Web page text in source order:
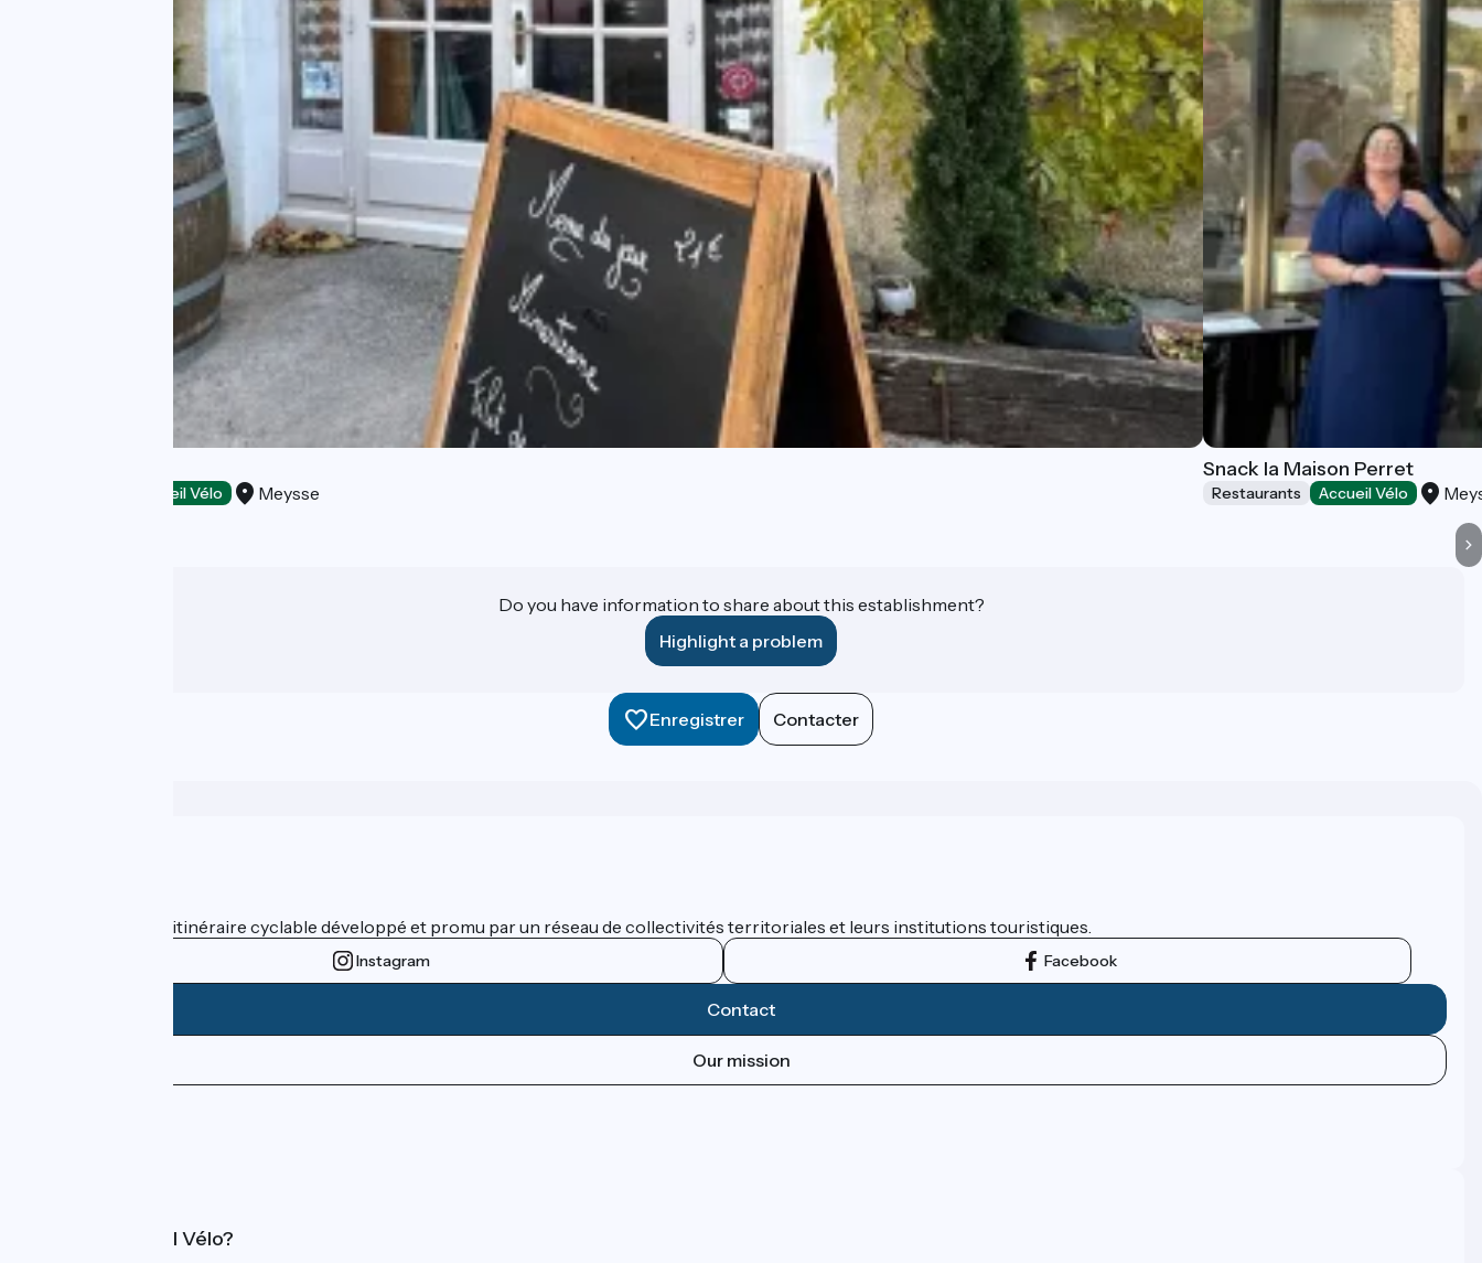
Accueil Vélo Meysse
Snack la Maison Perret
Restaurants Accueil Vélo
Do you have information to share about this establishment?
Highlight a problem
Enregistrer Contacter
ViaRhôna est un itinéraire cyclable développé et promu par un réseau de collectivités territoriales et leurs institutions touristiques.
Instagram Facebook
Contact
Our mission
What is Accueil Vélo?